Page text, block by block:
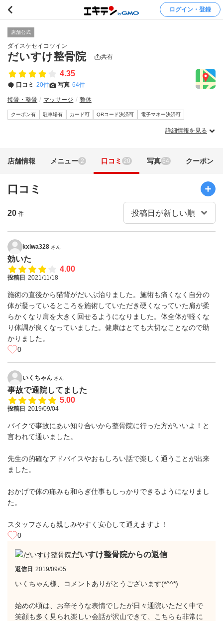
ログイン・登録
店舗公式
ダイスケセイコツイン
だいすけ整骨院 共有
4.35
口コミ 20件 写真 64件
接骨・整骨 マッサージ 整体
クーポン有 駐車場有 カード可 QRコード決済可 電子マネー決済可
詳細情報を見る
店舗情報 メニュー 2 口コミ 20 写真 64 クーポン
口コミ
20 件
kxlwa328 さん
効いた
4.00
投稿日 2021/11/18
施術の直後から猫背がだいぶ治りました。施術も痛くなく自分の
体が凝っているところを施術していただき硬くなっていた肩が柔
らかくなり肩を大きく回せるようになりました。体全体が軽くな
り体調が良くなっていました。健康はとても大切なことなので助
かりました。
0
いくちゃん さん
事故で通院してました
5.00
投稿日 2019/09/04
バイクで事故にあい知り合いから整骨院に行った方がいいよ！と
言われて通いました。
先生の的確なアドバイスやおもしろい話で楽しく通うことが出来
ました。
おかげで体の痛みも和らぎ仕事もしっかりできるようになりまし
た。
スタッフさんも親しみやすく安心して通えますよ！
0
だいすけ整骨院からの返信
返信日 2019/09/05
いくちゃん様、コメントありがとうございます(*^^*)
始めの頃は、お辛そうな表情でしたが日々通院いただく中で
笑顔も多く見られ楽しい会話が沢山できて、こちらも非常に